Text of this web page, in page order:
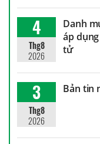
4
Thg8
2026
Danh
áp
tử
3
Thg8
2026
Bản tin